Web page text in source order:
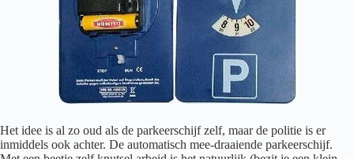
Het idee is al zo oud als de parkeerschijf zelf, maar de politie is er
inmiddels ook achter. De automatisch mee-draaiende parkeerschijf.